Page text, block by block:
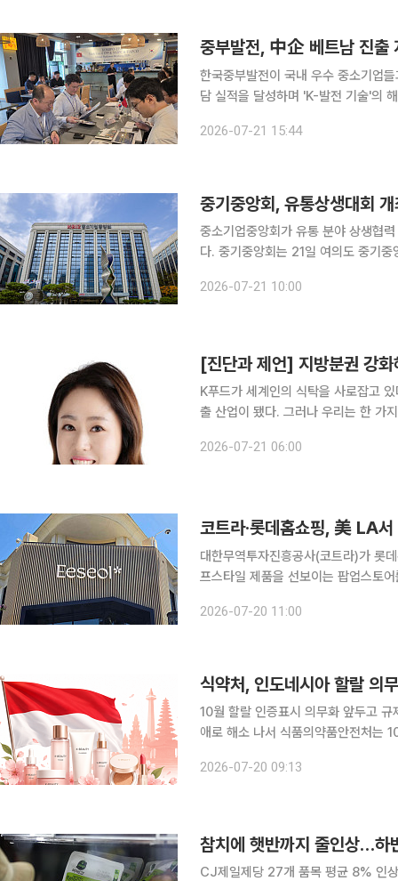
중부발전, 中企 베트남 진
한국중부발전이 국내 우수 중소기업
담 실적을 달성하며 'K-발전 기술'의 해외 진출을 성
시장개척단을 파견해 성황리에 현지
2026-07-21 15:44
중기중앙회, 유통상생대회
중소기업중앙회가 유통 분야 상생협
다. 중기중앙회는 21일 여의도 중기중앙회에서 한국백화점협회, 한국온라인쇼핑협회, 한국체인스토
수 국회 정무위원회 위원장, 이병권
2026-07-21 10:00
[진단과 제언] 지방분권 강화
K푸드가 세계인의 식탁을 사로잡고
출 산업이 됐다. 그러나 우리는 한 가
도권이 아니다. 논과 밭에서 자란 농
2026-07-21 06:00
코트라·롯데홈쇼핑, 美 LA
대한무역투자진흥공사(코트라)가 롯
프스타일 제품을 선보이는 팝업스토
브(The Grove)'에서 K-뷰티·라이프
2026-07-20 11:00
식약처, 인도네시아 할랄 의
10월 할랄 인증표시 의무화 앞두고
애로 해소 나서 식품의약품안전처는 10월 시행되는 인도네시아의 할랄 인증표시 의무화에 대응하기
시아는 세계 4위 인구 규모를 가진 아
2026-07-20 09:13
참치에 햇반까지 줄인상…하
CJ제일제당 27개 품목 평균 8% 인상